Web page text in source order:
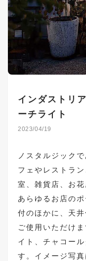
インダストリ
ーチライト
2023/04/19
ノスタルジック
フェやレストラ
室、雑貨店、お
あらゆるお店の
付のほかに、天
ご使用いただけ
イト、チャコー
す。イメージ写真